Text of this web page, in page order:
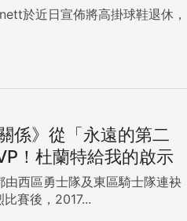
於近日宣佈將高掛球鞋退休，
係》從「永遠的第二
！杜蘭特給我的啟示
由西區勇士隊及東區騎士隊連袂
賽後，2017...